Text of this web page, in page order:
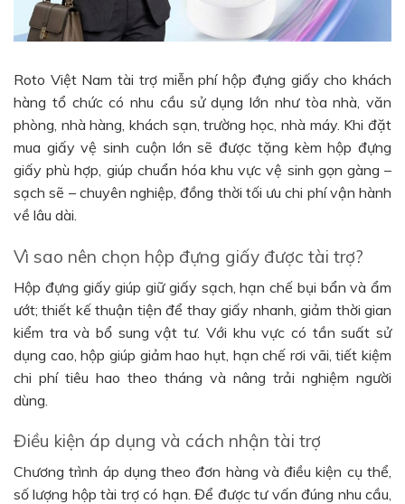
Roto Việt Nam tài trợ miễn phí hộp đựng giấy cho khách
hàng tổ chức có nhu cầu sử dụng lớn như tòa nhà, văn
phòng, nhà hàng, khách sạn, trường học, nhà máy. Khi đặt
mua giấy vệ sinh cuộn lớn sẽ được tặng kèm hộp đựng
giấy phù hợp, giúp chuẩn hóa khu vực vệ sinh gọn gàng –
sạch sẽ – chuyên nghiệp, đồng thời tối ưu chi phí vận hành
về lâu dài.
Vì sao nên chọn hộp đựng giấy được tài trợ?
Hộp đựng giấy giúp giữ giấy sạch, hạn chế bụi bẩn và ẩm
ướt; thiết kế thuận tiện để thay giấy nhanh, giảm thời gian
kiểm tra và bổ sung vật tư. Với khu vực có tần suất sử
dụng cao, hộp giúp giảm hao hụt, hạn chế rơi vãi, tiết kiệm
chi phí tiêu hao theo tháng và nâng trải nghiệm người
dùng.
Điều kiện áp dụng và cách nhận tài trợ
Chương trình áp dụng theo đơn hàng và điều kiện cụ thể,
số lượng hộp tài trợ có hạn. Để được tư vấn đúng nhu cầu,